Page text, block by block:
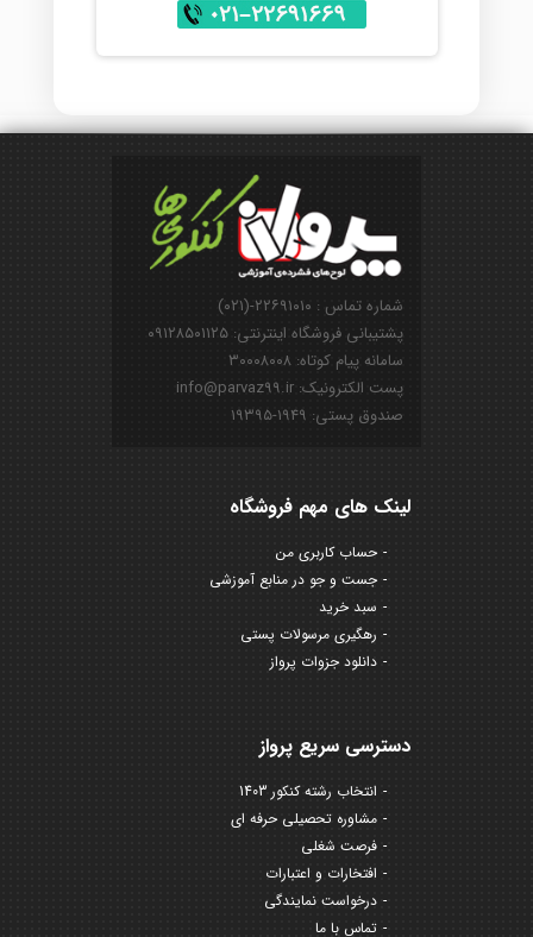
شماره تماس : ۲۲۶۹۱۰۱۰-(۰۲۱)
پشتیبانی فروشگاه اینترنتی: ۰۹۱۲۸۵۰۱۱۲۵
سامانه پیام کوتاه: ۳۰۰۰۸۰۰۸
پست الکترونیک: info@parvaz99.ir
صندوق پستی: ۱۹۴۹-۱۹۳۹۵
لینک های مهم فروشگاه
حساب کاربری من
جست و جو در منابع آموزشی
سبد خرید
رهگیری مرسولات پستی
دانلود جزوات پرواز
دسترسی سریع پرواز
انتخاب رشته کنکور 1403
مشاوره تحصیلی حرفه ای
فرصت شغلی
افتخارات و اعتبارات
درخواست نمایندگی
تماس با ما